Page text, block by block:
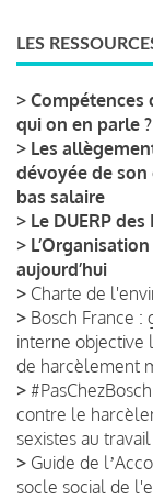
LES
> Compétences
qui on en parle ?
> Les
dévoyée de
bas salaire
> Le DUERP
>
aujourd’hui
> Charte de
> Bosch France
interne objective
de harcèlement
>
contre le
sexistes au travail
> Guide de
socle social de